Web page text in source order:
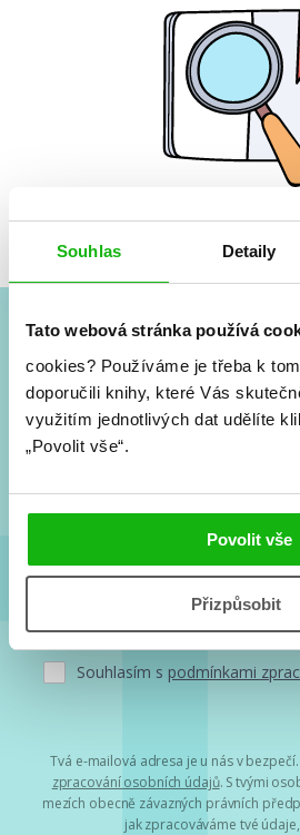
Souhlas Detaily
Tato webová stránka používá
cookies? Používáme je třeba k
doporučili knihy, které Vás
využitím jednotlivých dat udělíte
„Povolit vše“.
Povolit vše
Přizpůsobit
Žádné knihy
Vše kolem #youngadult každý
Nové knihy, co se chystá, kvízy,
Souhlasím s podmínkami
Tvá e-mailová adresa je u nás v bezpečí.
zpracování osobních údajů. S tvými
mezích obecně závazných právních
jak zpracováváme tvé